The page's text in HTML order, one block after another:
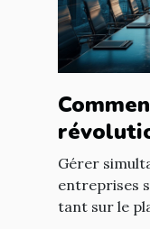
Gérer
entreprises
tant sur le